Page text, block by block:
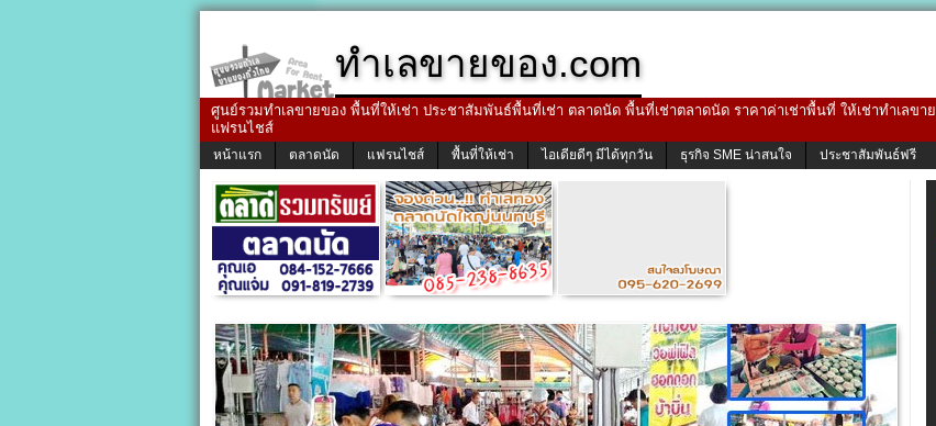
ทำเลขายของ.com
ศูนย์รวมทำเลขายของ พื้นที่ให้เช่า ประชาสัมพันธ์พื้นที่เช่า ตลาดนัด พื้นที่เช่าตลาดนัด ราคาค่าเช่าพื้นที่ ให้เช่าทำเลข
แฟรนไชส์
หน้าแรก ตลาดนัด แฟรนไชส์ พื้นที่ให้เช่า ไอเดียดีๆ มีได้ทุกวัน ธุรกิจ SME น่าสนใจ ประชาสัมพันธ์ฟรี